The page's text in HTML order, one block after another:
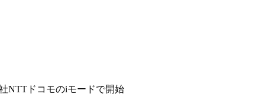
NTTドコモのiモードで開始